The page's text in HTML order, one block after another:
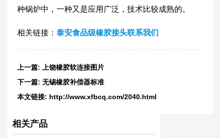
种锅炉中，一种又是应用广泛，技术比较成熟的。
相关链接： 泰安食品级橡胶接头联系我们
上一篇:
上饶橡胶软连接图片
下一篇: 无锡橡胶补偿器标准
本文链接: http://www.xfbcq.com/2040.html
相关产品